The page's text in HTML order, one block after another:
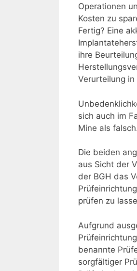
Operationen
Kosten zu
Fertig? Eine
ihre
Verurteilung
sich auch im
Mine als
Die beiden
aus Sicht der
der BGH das
prüfen zu
Aufgrund
benannte
sorgfältiger